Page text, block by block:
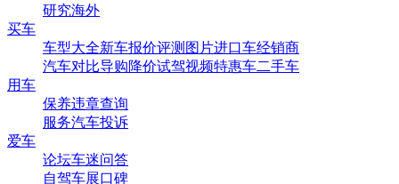
研究海外
买车
车型大全新车报价评测 图片进口车经销商
汽车对比导购降价试驾视频特惠车二手车
用车
保养违章查询
服务汽车投诉
爱车
论坛车迷问答
自驾车展口碑